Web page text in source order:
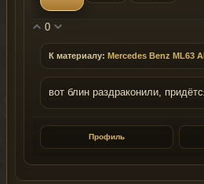
0
К материалу: Mercedes Benz ML63
вот блин раздраконили,
Профиль